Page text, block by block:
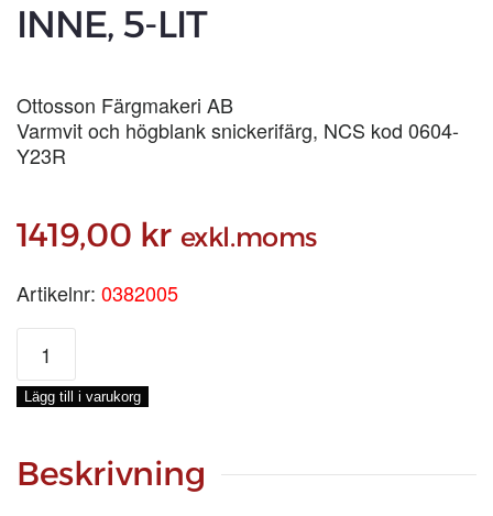
INNE, 5-LIT
Ottosson Färgmakeri AB
Varmvit och högblank snickerifärg, NCS kod 0604-
Y23R
1419,00 kr exkl.moms
Artikelnr: 0382005
ANTIKVIT
SNICKERIFÄRG
INNE,
5-
mängd
Lägg till i varukorg
Beskrivning